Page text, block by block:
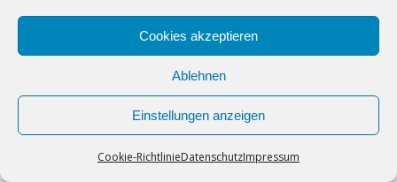
Cookies akzeptieren
Ablehnen
Einstellungen anzeigen
Cookie-RichtlinieDatenschutzImpressum